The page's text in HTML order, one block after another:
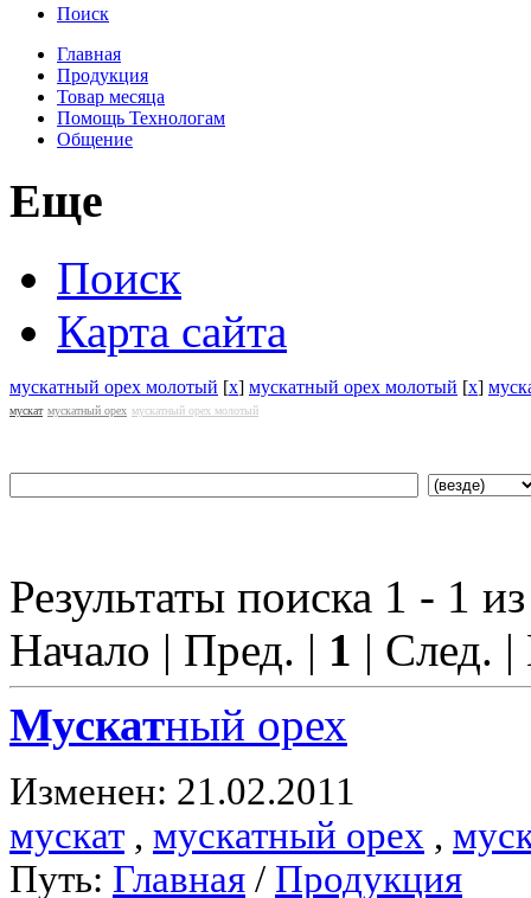
Поиск
Главная
Продукция
Товар месяца
Помощь Технологам
Общение
Еще
Поиск
Карта сайта
мускатный орех молотый [x] мускатный орех молотый [x]
мускат мускатный орех мускатный орех молотый
Результаты поиска 1 - 1
Начало | Пред. | 1 | След.
Мускатный орех
Изменен: 21.02.2011
мускат , мускатный орех ,
Путь: Главная / Продукция